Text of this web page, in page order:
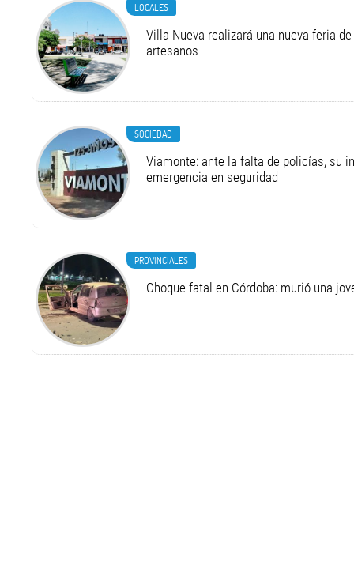
LOCALES
Villa Nueva realizará una nueva feria
artesanos
SOCIEDAD
Viamonte: ante la falta de policías, su
emergencia en seguridad
PROVINCIALES
Choque fatal en Córdoba: murió una